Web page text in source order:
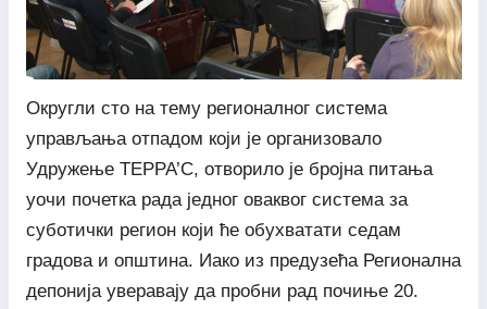
Округли сто на тему регионалног система
управљања отпадом који је организовало
Удружење ТЕРРА’С, отворило је бројна питања
уочи почетка рада једног оваквог система за
суботички регион који ће обухватати седам
градова и општина. Иако из предузећа Регионална
депонија уверавају да пробни рад почиње 20.